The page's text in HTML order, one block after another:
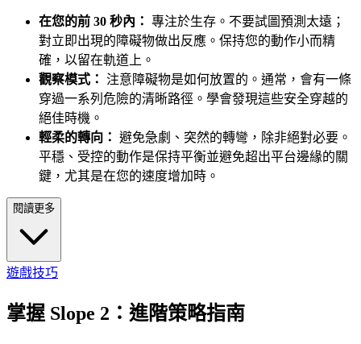
在您的前 30 秒內： 專注於生存。不要試圖預測太遠；
對立即出現的障礙物做出反應。保持您的動作小而精
確，以留在軌道上。
觀察模式： 注意障礙物是如何放置的。通常，會有一條
穿過一系列危險的清晰路徑。學會發現這些安全穿越的
絕佳時機。
輕柔的轉向： 避免急劇、突然的轉彎，除非絕對必要。
平穩、受控的動作是保持平衡並避免超出平台邊緣的關
鍵，尤其是在您的速度增加時。
閱讀更多
遊戲技巧
掌握 Slope 2：進階策略指南